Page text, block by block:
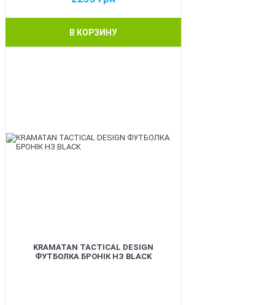
В КОРЗИНУ
KRAMATAN TACTICAL DESIGN
ФУТБОЛКА БРОНІК НЗ BLACK